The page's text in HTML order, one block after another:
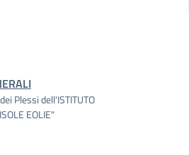
Plessi dell'ISTITUTO
EOLIE"